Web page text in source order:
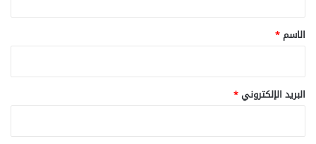
*
الاسم*
البريد الإلكتروني*